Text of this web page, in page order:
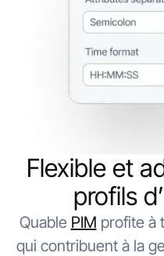
Flexible et
profils
Quable PIM profite à
qui contribuent à la